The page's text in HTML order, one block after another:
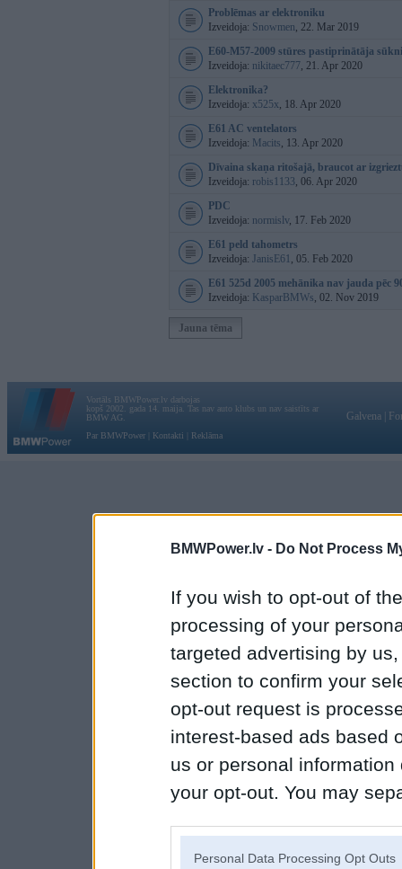
BMWPower.lv - Do Not Process
If you wish to opt-out of
processing of your
targeted advertising by
section to confirm your
opt-out request is
interest-based ads based
us or personal
your opt-out. You may
Personal Data Processing Opt Outs
Problēmas ar elektroniku
Izveidoja: Snowmen, 22. Mar 2019
E60-M57-2009 stūres pastiprinātāja
Izveidoja: nikitaec777, 21. Apr 2020
Elektronika?
Izveidoja: x525x, 18. Apr 2020
E61 AC ventelators
Izveidoja: Macits, 13. Apr 2020
Dīvaina skaņa ritošajā, braucot ar
Izveidoja: robis1133, 06. Apr 2020
PDC
Izveidoja: normislv, 17. Feb 2020
E61 peld tahometrs
Izveidoja: JanisE61 , 05. Feb 2020
E61 525d 2005 mehānika nav jauda pēc
Izveidoja: KasparBMWs, 02. Nov 2019
Jauna tēma
Vortāls BMWPower.lv darbojas
kopš 2002. gada 14. maija. Tas nav auto klubs un nav saistīts ar
BMW AG.
Par BMWPower
Kontakti Reklāma
Galvena